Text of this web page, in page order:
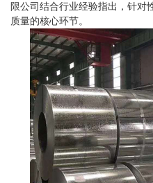
限公司结合行业经验指出，针对
质量的核心环节。